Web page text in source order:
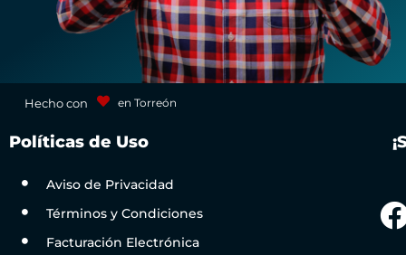
Hecho con en Torreón
Políticas de Uso
Aviso de Privacidad
Términos y Condiciones
Facturación Electrónica